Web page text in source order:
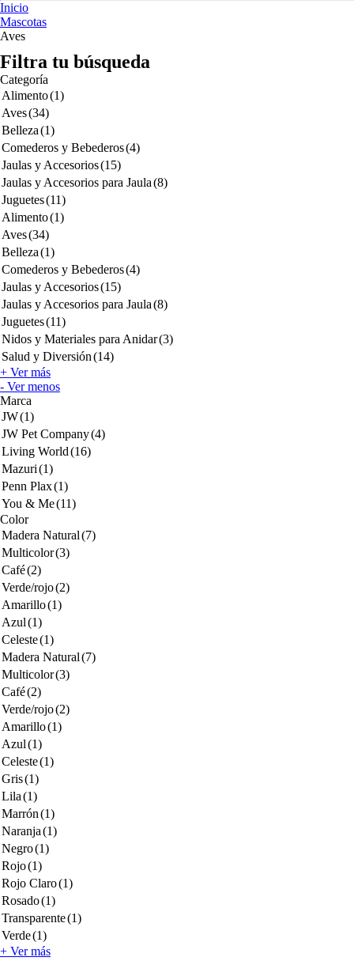
Inicio
Mascotas
Aves
Filtra tu búsqueda
Categoría
Alimento(1)
Aves(34)
Belleza(1)
Comederos y Bebederos(4)
Jaulas y Accesorios(15)
Jaulas y Accesorios para Jaula(8)
Juguetes(11)
Alimento(1)
Aves(34)
Belleza(1)
Comederos y Bebederos(4)
Jaulas y Accesorios(15)
Jaulas y Accesorios para Jaula(8)
Juguetes(11)
Nidos y Materiales para Anidar(3)
Salud y Diversión(14)
+ Ver más
- Ver menos
Marca
JW(1)
JW Pet Company(4)
Living World(16)
Mazuri(1)
Penn Plax(1)
You & Me(11)
Color
Madera Natural(7)
Multicolor(3)
Café(2)
Verde/rojo(2)
Amarillo(1)
Azul(1)
Celeste(1)
Madera Natural(7)
Multicolor(3)
Café(2)
Verde/rojo(2)
Amarillo(1)
Azul(1)
Celeste(1)
Gris(1)
Lila(1)
Marrón(1)
Naranja(1)
Negro(1)
Rojo(1)
Rojo Claro(1)
Rosado(1)
Transparente(1)
Verde(1)
+ Ver más